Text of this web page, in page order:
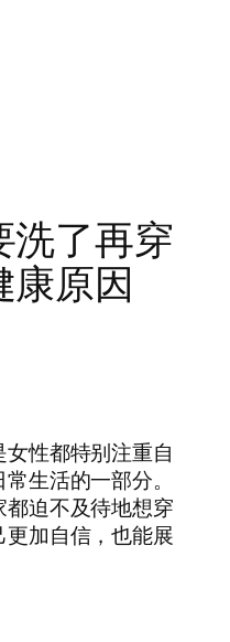
洗了再穿
康原因
性都特别注重自
生活的一部分。
迫不及待地想穿
加自信，也能展